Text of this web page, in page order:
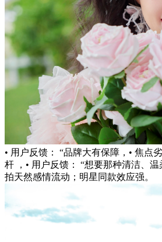
• 用户反馈： “品牌大有保障，• 焦点
杆 ，• 用户反馈： “想要那种清洁、
拍天然感情流动；明星同款效应强。